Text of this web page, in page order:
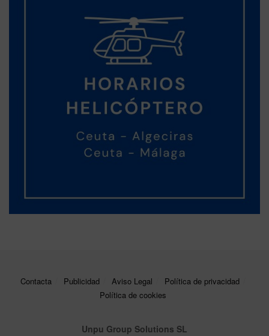
Contacta Publicidad Aviso Legal
Política de privacidad
Política de cookies
Unpu Group Solutions SL